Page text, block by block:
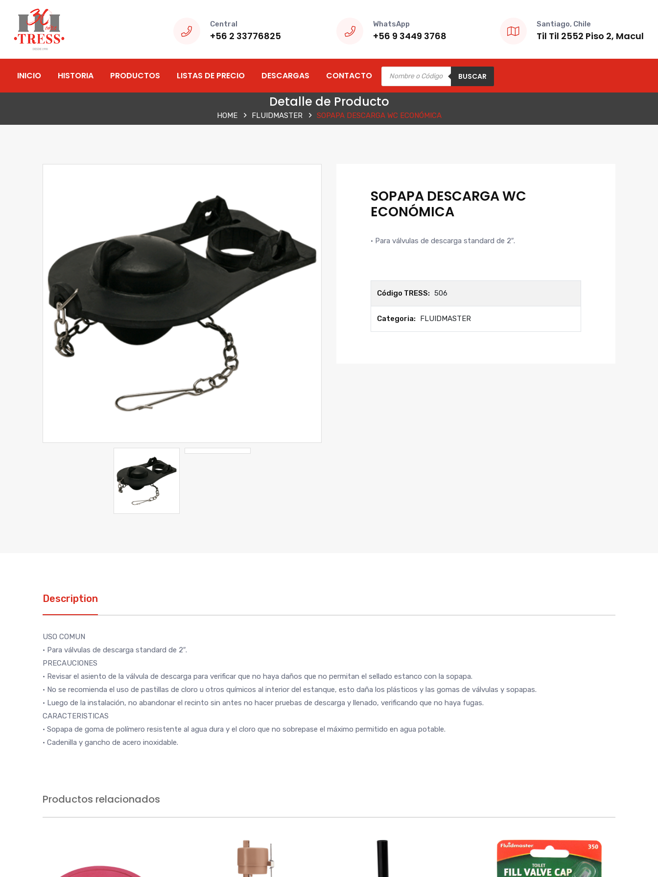
Central
+56 2 33776825
WhatsApp
+56 9 3449 3768
Santiago, Chile
Til Til 2552 Piso 2, Macul
INICIO HISTORIA PRODUCTOS LISTAS DE PRECIO DESCARGAS CONTACTO
Products
search
BUSCAR
Detalle de Producto
HOME FLUIDMASTER SOPAPA DESCARGA WC ECONÓMICA
SOPAPA DESCARGA WC
ECONÓMICA
• Para válvulas de descarga standard de 2″.
Código TRESS: 506
Categoria: FLUIDMASTER
Description
USO COMUN
• Para válvulas de descarga standard de 2″.
PRECAUCIONES
• Revisar el asiento de la válvula de descarga para verificar que no haya daños que no permitan el sellado estanco con la sopapa.
• No se recomienda el uso de pastillas de cloro u otros químicos al interior del estanque, esto daña los plásticos y las gomas de válvulas y sopapas.
• Luego de la instalación, no abandonar el recinto sin antes no hacer pruebas de descarga y llenado, verificando que no haya fugas.
CARACTERISTICAS
• Sopapa de goma de polímero resistente al agua dura y el cloro que no sobrepase el máximo permitido en agua potable.
• Cadenilla y gancho de acero inoxidable.
Productos relacionados